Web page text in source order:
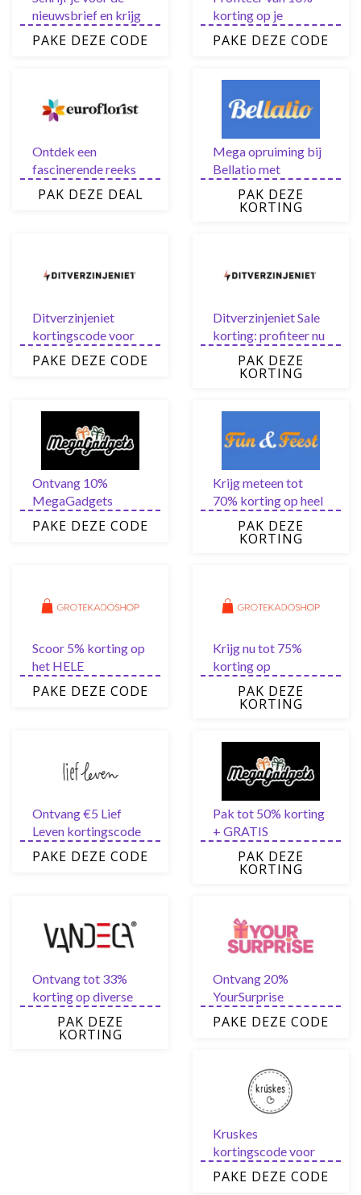
nieuwsbrief en krijg
de 5%
PAKE DEZE CODE
korting op je
bestelling met deze
PAKE DEZE CODE
Ontdek een
fascinerende reeks
bloemen onder €30,-
PAK DEZE DEAL
Mega opruiming bij
Bellatio met
kortingen van 10%
tot maarliefst 70%
PAK DEZE
KORTING
Ditverzinjeniet
kortingscode voor
direct 10% korting
met de nieuwsbrief
PAKE DEZE CODE
Ditverzinjeniet Sale
korting: profiteer nu
van tot wel 70%
korting
PAK DEZE
KORTING
Ontvang 10%
MegaGadgets
kortingscode via de
nieuwsbrief
PAKE DEZE CODE
Krijg meteen tot
70% korting op heel
veel artikelen bij Fun
en feest
PAK DEZE
KORTING
Scoor 5% korting op
het HELE
assortiment met
Grote Kadoshop
PAKE DEZE CODE
Krijg nu tot 75%
korting op
geselecteerde
artikelen van Grote
PAK DEZE
KORTING
Ontvang €5 Lief
Leven kortingscode
voor nieuwe
PAKE DEZE CODE
Pak tot 50% korting
+ GRATIS
verzending in de sale
van MegaGadgets
PAK DEZE
KORTING
Ontvang tot 33%
korting op diverse
artikelen van
Vandeca
PAK DEZE
KORTING
Ontvang 20%
YourSurprise
kortingscode via de
PAKE DEZE CODE
Kruskes
kortingscode voor
direct €5,- korting
met de nieuwsbrief
PAKE DEZE CODE